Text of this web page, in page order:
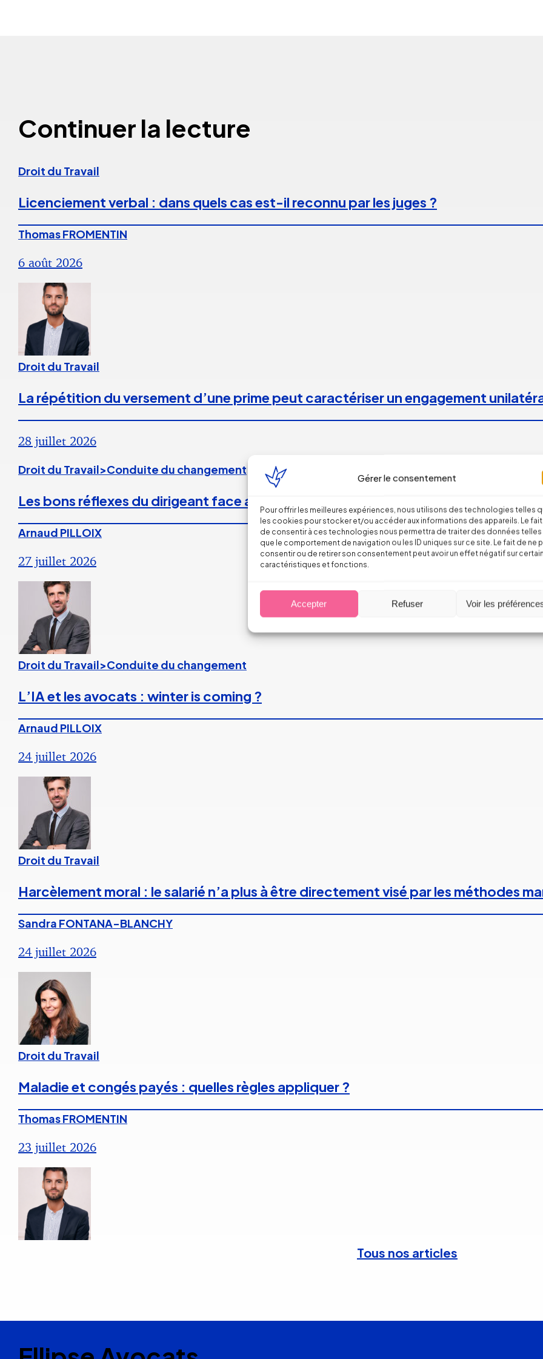
Gérer le consentement
Pour offrir les meilleures expériences, nous utilisons des technologies telles
les cookies pour stocker et/ou accéder aux informations des appareils. Le fait
de consentir à ces technologies nous permettra de traiter des données telles
que le comportement de navigation ou les ID uniques sur ce site. Le fait de ne
consentir ou de retirer son consentement peut avoir un effet négatif sur
caractéristiques et fonctions.
Accepter Refuser Voir les
Continuer la lecture
Droit du Travail
Licenciement verbal : dans quels cas est-il reconnu par les juges ?
Thomas FROMENTIN
6 août 2026
Droit du Travail
La répétition du versement d’une prime peut caractériser un engagement
28 juillet 2026
Droit du Travail>Conduite du changement
Les bons réflexes du dirigeant face aux incendies
Arnaud PILLOIX
27 juillet 2026
Droit du Travail>Conduite du changement
L’IA et les avocats : winter is coming ?
Arnaud PILLOIX
24 juillet 2026
Droit du Travail
Harcèlement moral : le salarié n’a plus à être directement visé par les méthodes
Sandra FONTANA-BLANCHY
24 juillet 2026
Droit du Travail
Maladie et congés payés : quelles règles appliquer ?
Thomas FROMENTIN
23 juillet 2026
Tous nos articles